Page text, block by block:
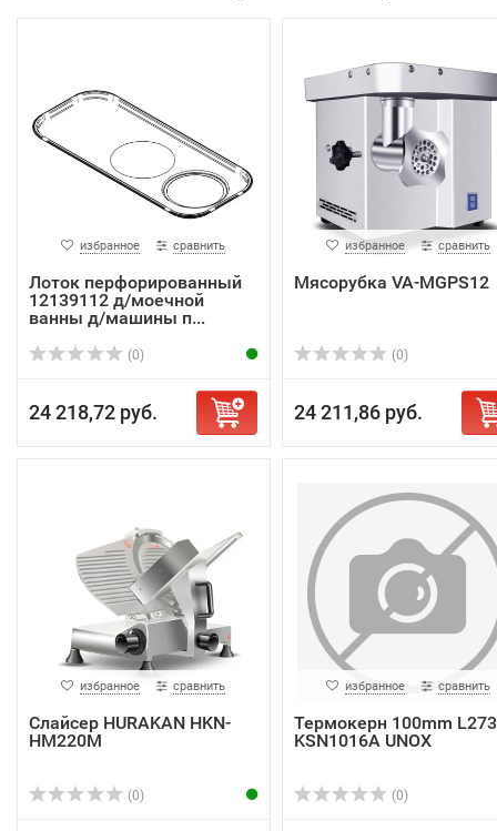
избранное сравнить
Лоток перфорированный
12139112 д/моечной
ванны д/машины п...
(0)
24 218,72 руб.
избранное сравнить
Мясорубка VA-MGPS12
(0)
24 211,86 руб.
избранное сравнить
Слайсер HURAKAN HKN-
HM220M
(0)
избранное сравнить
Термокерн 100mm
KSN1016A UNOX
(0)